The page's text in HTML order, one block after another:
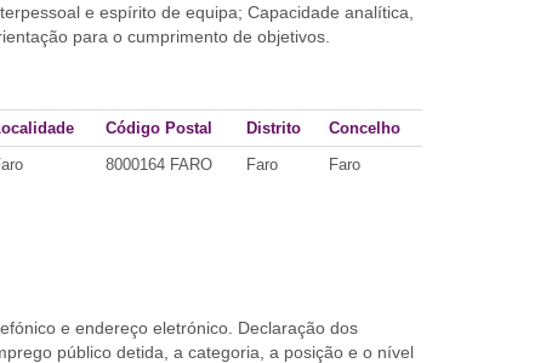
e espírito de equipa; Capacidade analítica,
para o cumprimento de objetivos.
Código Postal Distrito
Concelho
8000164 FARO Faro Faro
e endereço eletrónico. Declaração dos
público detida, a categoria, a posição e o nível